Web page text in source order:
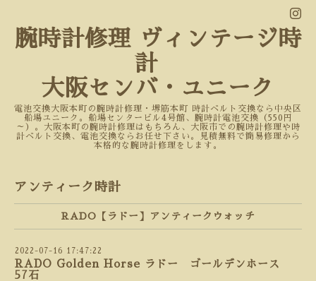
腕時計修理 ヴィンテージ時
計
大阪センバ・ユニーク
電池交換大阪本町の腕時計修理・堺筋本町 時計ベルト交換なら中央区
船場ユニーク。船場センタービル4号館、腕時計電池交換（550円
～）。大阪本町の腕時計修理はもちろん、大阪市での腕時計修理や時
計ベルト交換、電池交換ならお任せ下さい。見積無料で簡易修理から
本格的な腕時計修理をします。
アンティーク時計
RADO【ラドー】アンティークウォッチ
2022-07-16 17:47:22
RADO Golden Horse ラドー ゴールデンホース
57石